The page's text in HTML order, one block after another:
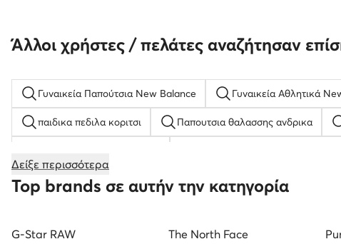
Άλλοι χρήστες / πελάτες αναζήτησαν
Γυναικεία Παπούτσια New Balance Γυναικεία Αθλητικά
παιδικα πεδιλα κοριτσι Παπουτσια θαλασσης ανδρικα
Παπούτσια ποδοσφαίρου
Ανδρικές Παντόφλες & Σαγιονάρες Γυναικείες Παντόφλες
Δείξε περισσότερα
Top brands σε αυτήν την κατηγορία
G-Star RAW The North Face